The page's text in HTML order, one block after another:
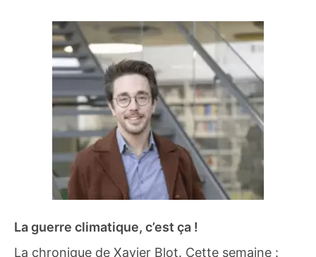
La guerre climatique, c’est ça !
La chronique de Xavier Blot. Cette semaine :